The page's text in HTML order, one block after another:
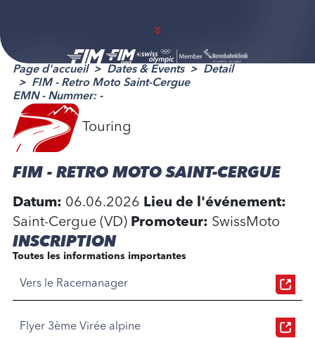
Page d'accueil Dates & Events
Detail
FIM - Retro Moto Saint-Cergue
EMN - Nummer: -
Touring
FIM - RETRO MOTO SAINT-CERGUE
Datum: 06.06.2026 Lieu de l'événement:
Saint-Cergue (VD) Promoteur: SwissMoto
INSCRIPTION
Toutes les informations importantes
Vers le Racemanager
Flyer 3ème Virée alpine